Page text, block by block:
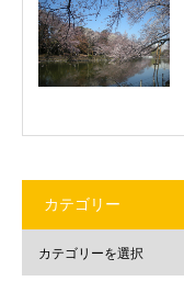
カテゴリー